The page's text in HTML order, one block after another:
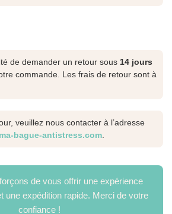
de demander un retour sous 14 jours
commande. Les frais de retour sont à
veuillez nous contacter à l’adresse
bague-antistress.com.
de vous offrir une expérience
une expédition rapide. Merci de votre
confiance !